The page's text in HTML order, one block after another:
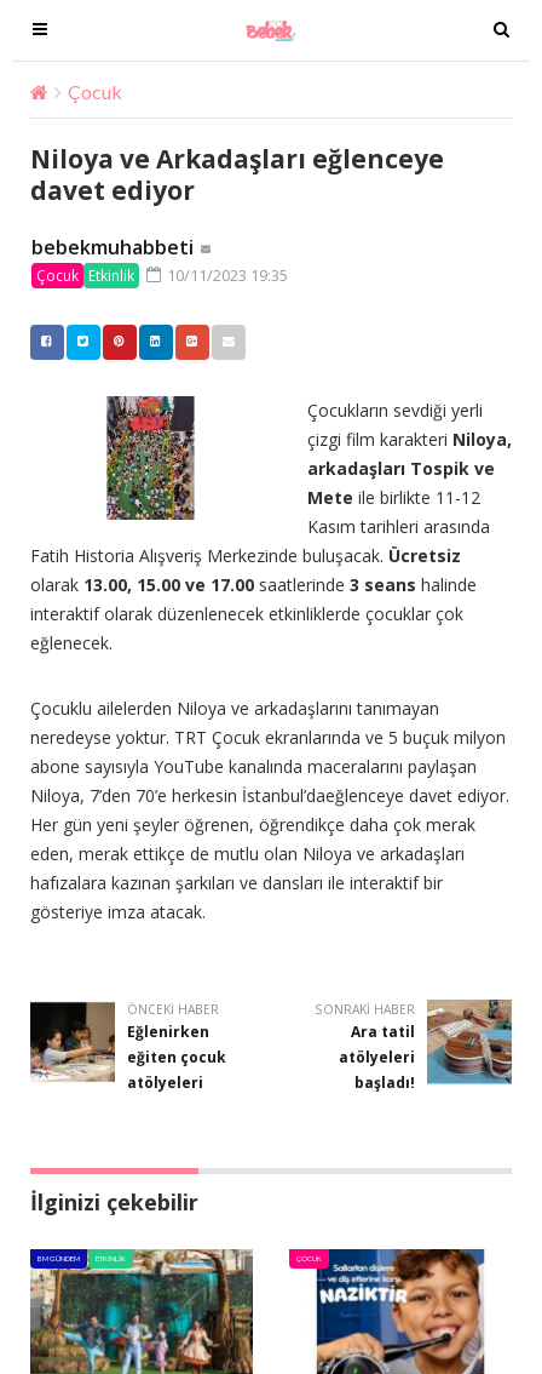
T
o
g
g
l
e
n
v
i
g
T
o
g
o
n
Çocuk
Niloya ve Arkadaşları eğlenceye
davet ediyor
bebekmuhabbeti
Çocuk Etkinlik 10/11/2023 19:35
Çocukların sevdiği yerli
çizgi film karakteri Niloya,
arkadaşları Tospik ve
Mete ile birlikte 11-12
Kasım tarihleri arasında
Fatih Historia Alışveriş Merkezinde buluşacak. Ücretsiz
olarak 13.00, 15.00 ve 17.00 saatlerinde 3 seans halinde
interaktif olarak düzenlenecek etkinliklerde çocuklar çok
eğlenecek.
Çocuklu ailelerden Niloya ve arkadaşlarını tanımayan
neredeyse yoktur. TRT Çocuk ekranlarında ve 5 buçuk milyon
abone sayısıyla YouTube kanalında maceralarını paylaşan
Niloya, 7’den 70’e herkesin İstanbul’daeğlenceye davet ediyor.
Her gün yeni şeyler öğrenen, öğrendikçe daha çok merak
eden, merak ettikçe de mutlu olan Niloya ve arkadaşları
hafızalara kazınan şarkıları ve dansları ile interaktif bir
gösteriye imza atacak.
ÖNCEKI HABER
Eğlenirken
eğiten çocuk
atölyeleri
SONRAKI HABER
Ara tatil
atölyeleri
başladı!
İlginizi çekebilir
BM GÜNDEM ETKINLIK ÇOCUK